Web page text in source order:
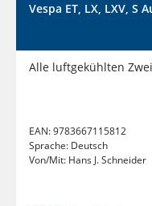
Vespa ET, LX, LXV, S
Alle luftgekühlten
EAN:9783667115812
Sprache: Deutsch
Von/Mit: Hans J. Schneider